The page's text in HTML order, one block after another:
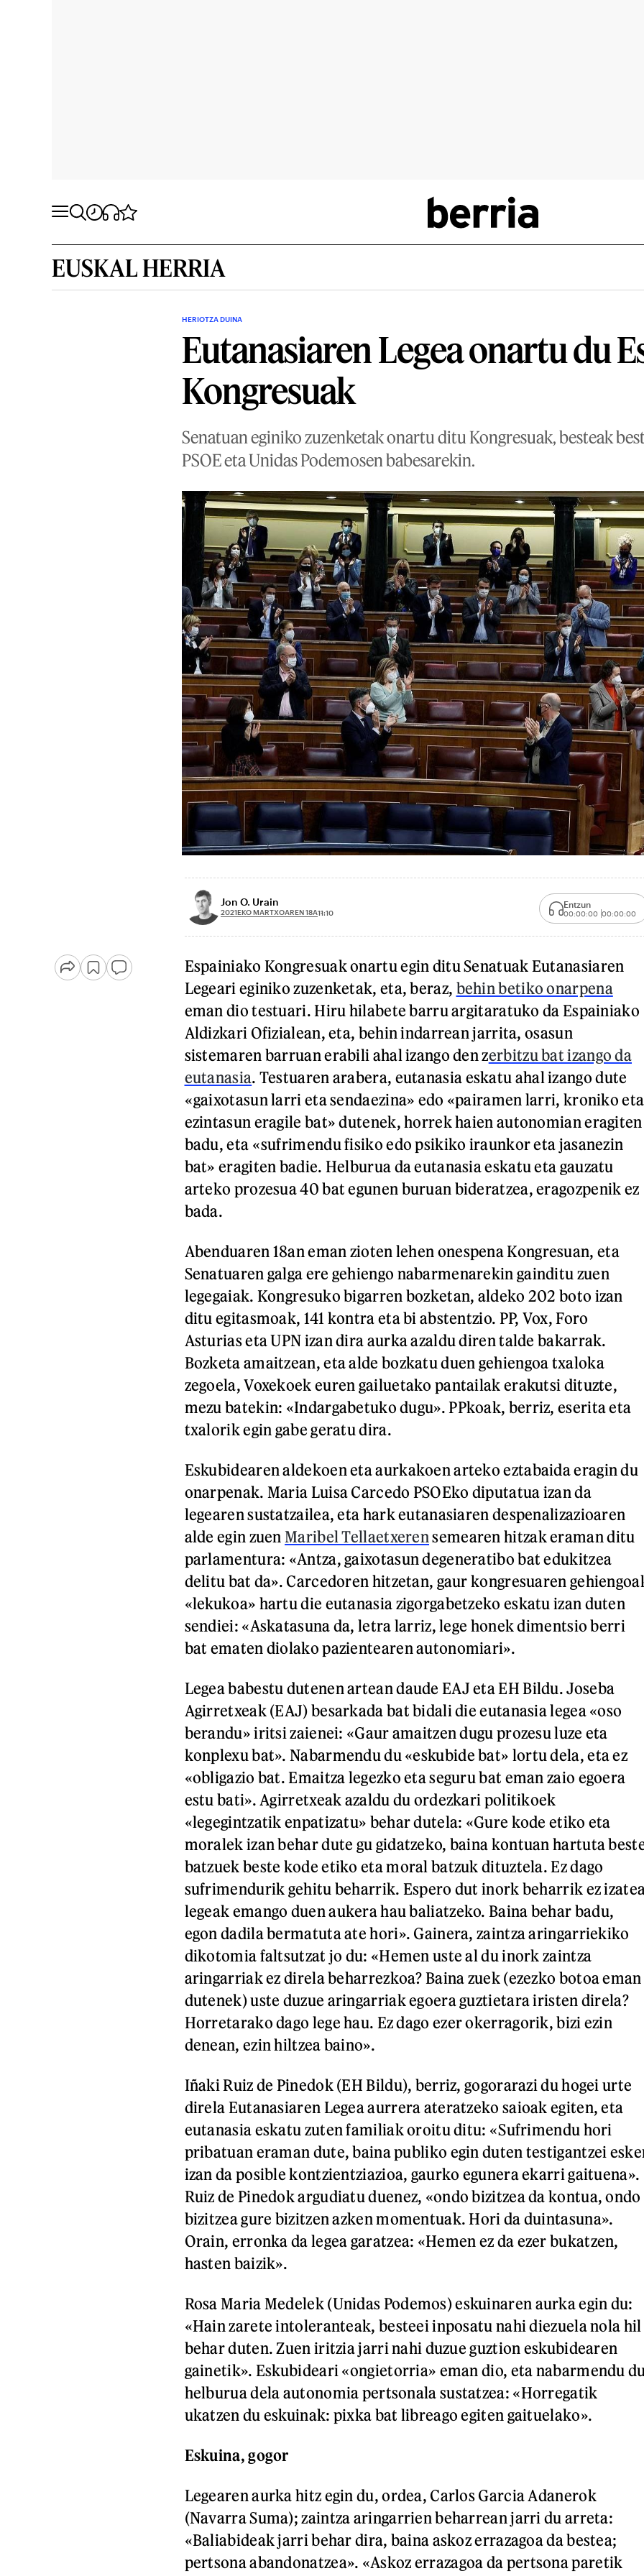
EUSKAL HERRIA
HERIOTZA DUINA
Eutanasiaren Legea onartu du
Kongresuak
Senatuan eginiko zuzenketak onartu ditu Kongresuak, besteak
PSOE eta Unidas Podemosen babesarekin.
Jon O. Urain
2021EKO MARTXOAREN 18A11:10
Entzun
00:00:00 00:00:00
Espainiako Kongresuak onartu egin ditu Senatuak Eutanasiaren
Legeari eginiko zuzenketak, eta, beraz, behin betiko onarpena
eman dio testuari. Hiru hilabete barru argitaratuko da Espainiako
Aldizkari Ofizialean, eta, behin indarrean jarrita, osasun
sistemaren barruan erabili ahal izango den zerbitzu bat izango da
eutanasia. Testuaren arabera, eutanasia eskatu ahal izango dute
«gaixotasun larri eta sendaezina» edo «pairamen larri, kroniko eta
ezintasun eragile bat» dutenek, horrek haien autonomian eragiten
badu, eta «sufrimendu fisiko edo psikiko iraunkor eta jasanezin
bat» eragiten badie. Helburua da eutanasia eskatu eta gauzatu
arteko prozesua 40 bat egunen buruan bideratzea, eragozpenik ez
bada.
Abenduaren 18an eman zioten lehen onespena Kongresuan, eta
Senatuaren galga ere gehiengo nabarmenarekin gainditu zuen
legegaiak. Kongresuko bigarren bozketan, aldeko 202 boto izan
ditu egitasmoak, 141 kontra eta bi abstentzio. PP, Vox, Foro
Asturias eta UPN izan dira aurka azaldu diren talde bakarrak.
Bozketa amaitzean, eta alde bozkatu duen gehiengoa txaloka
zegoela, Voxekoek euren gailuetako pantailak erakutsi dituzte,
mezu batekin: «Indargabetuko dugu». PPkoak, berriz, eserita eta
txalorik egin gabe geratu dira.
Eskubidearen aldekoen eta aurkakoen arteko eztabaida eragin du
onarpenak. Maria Luisa Carcedo PSOEko diputatua izan da
legearen sustatzailea, eta hark eutanasiaren despenalizazioaren
alde egin zuenMaribel Tellaetxeren semearen hitzak eraman ditu
parlamentura: «Antza, gaixotasun degeneratibo bat edukitzea
delitu bat da». Carcedoren hitzetan, gaur kongresuaren
«lekukoa» hartu die eutanasia zigorgabetzeko eskatu izan duten
sendiei: «Askatasuna da, letra larriz, lege honek dimentsio berri
bat ematen diolako pazientearen autonomiari».
Legea babestu dutenen artean daude EAJ eta EH Bildu. Joseba
Agirretxeak (EAJ) besarkada bat bidali die eutanasia legea «oso
berandu» iritsi zaienei: «Gaur amaitzen dugu prozesu luze eta
konplexu bat». Nabarmendu du «eskubide bat» lortu dela, eta ez
«obligazio bat. Emaitza legezko eta seguru bat eman zaio egoera
estu bati». Agirretxeak azaldu du ordezkari politikoek
«legegintzatik enpatizatu» behar dutela: «Gure kode etiko eta
moralek izan behar dute gu gidatzeko, baina kontuan hartuta
batzuek beste kode etiko eta moral batzuk dituztela. Ez dago
sufrimendurik gehitu beharrik. Espero dut inork beharrik ez
legeak emango duen aukera hau baliatzeko. Baina behar badu,
egon dadila bermatuta ate hori». Gainera, zaintza aringarriekiko
dikotomia faltsutzat jo du: «Hemen uste al du inork zaintza
aringarriak ez direla beharrezkoa? Baina zuek (ezezko botoa eman
dutenek) uste duzue aringarriak egoera guztietara iristen direla?
Horretarako dago lege hau. Ez dago ezer okerragorik, bizi ezin
denean, ezin hiltzea baino».
Iñaki Ruiz de Pinedok (EH Bildu), berriz, gogorarazi du hogei urte
direla Eutanasiaren Legea aurrera ateratzeko saioak egiten, eta
eutanasia eskatu zuten familiak oroitu ditu: «Sufrimendu hori
pribatuan eraman dute, baina publiko egin duten testigantzei
izan da posible kontzientziazioa, gaurko egunera ekarri gaituena».
Ruiz de Pinedok argudiatu duenez, «ondo bizitzea da kontua, ondo
bizitzea gure bizitzen azken momentuak. Hori da duintasuna».
Orain, erronka da legea garatzea: «Hemen ez da ezer bukatzen,
hasten baizik».
Rosa Maria Medelek (Unidas Podemos) eskuinaren aurka egin du:
«Hain zarete intoleranteak, besteei inposatu nahi diezuela nola hil
behar duten. Zuen iritzia jarri nahi duzue guztion eskubidearen
gainetik». Eskubideari «ongietorria» eman dio, eta nabarmendu
helburua dela autonomia pertsonala sustatzea: «Horregatik
ukatzen du eskuinak: pixka bat libreago egiten gaituelako».
Eskuina, gogor
Legearen aurka hitz egin du, ordea, Carlos Garcia Adanerok
(Navarra Suma); zaintza aringarrien beharrean jarri du arreta:
«Baliabideak jarri behar dira, baina askoz errazagoa da bestea;
pertsona abandonatzea». «Askoz errazagoa da pertsona paretik